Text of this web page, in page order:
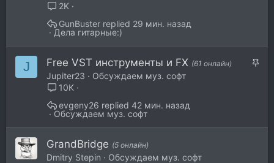
2K
Дела гитарные:)
29 мин. назад
GunBuster
J
З
п
Free VST инструменты и FX (61 онлайн)
Jupiter23
Обсуждаем муз. софт
10K
Обсуждаем муз. софт
42 мин. назад
evgeny26
GrandBridge (5 онлайн)
Dmitry Stepin
Обсуждаем муз. софт